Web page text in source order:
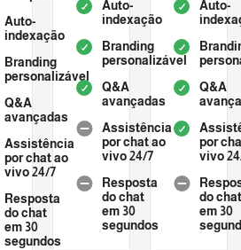
Auto-
indexação
Branding
personalizável
Q&A
avançadas
Assistência
por chat ao
vivo 24/7
Resposta
do chat
em 30
segundos
Auto-
indexação
Branding
personalizável
Q&A
avançadas
Assistência
por chat ao
vivo 24/7
Resposta
do chat
em 30
segundos
Auto-
Q&A
por
vivo
do chat
em 30